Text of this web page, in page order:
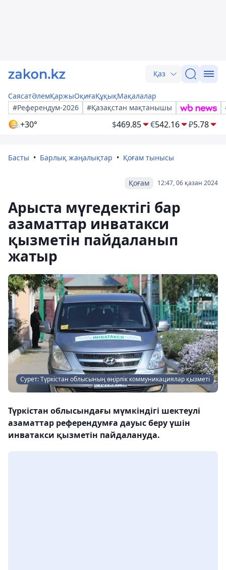
Қаз
СаясатӘлемҚаржыОқиғаҚұқықМақалалар
#Референдум-2026
#Қазақстан мақтанышы
+30° $469.85 €542.16 ₽5.78
Басты Барлық жаңалықтар Қоғам тынысы
12:47, 06 қазан 2024
Қоғам
Арыста мүгедектігі бар
азаматтар инватакси
қызметін пайдаланып
жатыр
Сурет: Түркістан облысының өңірлік коммуникациялар қызметі
Түркістан облысындағы мүмкіндігі шектеулі
азаматтар референдумға дауыс беру үшін
инватакси қызметін пайдалануда.